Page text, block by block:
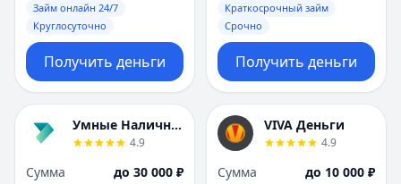
Сочи
Сургут
Т
Тверь
Тольятти
Томск
Тула
Тюмень
Сочи
Сургут
Т
Тверь
Тольятти
Томск
Тула
Тюмень
Займ онлайн 24/7
Круглосуточно
Получить деньги
Краткосрочный займ
Срочно
Получить деньги
Умные Наличные
4.9
Сумма
до 30 000 ₽
VIVA Деньги
4.9
Сумма
до 10 000 ₽